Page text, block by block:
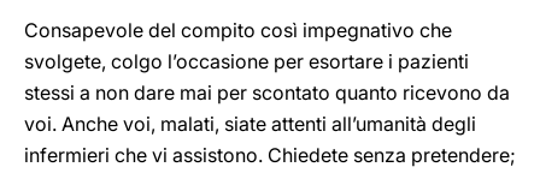
Consapevole del compito così impegnativo che
svolgete, colgo l’occasione per esortare i pazienti
stessi a non dare mai per scontato quanto ricevono da
voi. Anche voi, malati, siate attenti all’umanità degli
infermieri che vi assistono. Chiedete senza pretendere;